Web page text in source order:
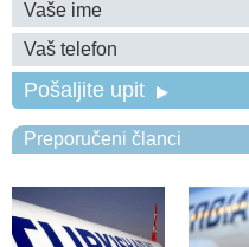
Pošaljite upit
Preporučeni članci